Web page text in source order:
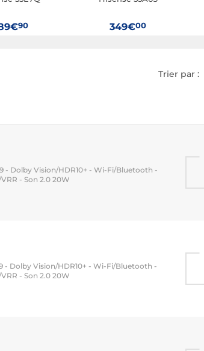
90 349€00
Trier par :
- Dolby Vision/HDR10+ - Wi-Fi/Bluetooth -
- Son 2.0 20W
- Dolby Vision/HDR10+ - Wi-Fi/Bluetooth -
- Son 2.0 20W